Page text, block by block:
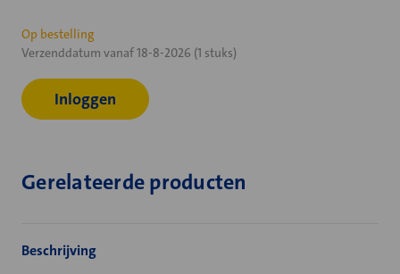
Huidige
voorraad:
Op bestelling
Verzenddatum vanaf 18-8-2026 (1 stuks)
Inloggen
Gerelateerde producten
Beschrijving